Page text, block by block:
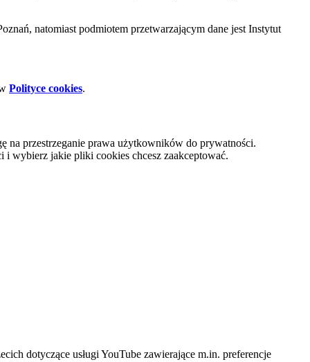
natomiast podmiotem przetwarzającym dane jest Instytut
Polityce cookies.
na przestrzeganie prawa użytkowników do prywatności.
i wybierz jakie pliki cookies chcesz zaakceptować.
dotyczące usługi YouTube zawierające m.in. preferencje